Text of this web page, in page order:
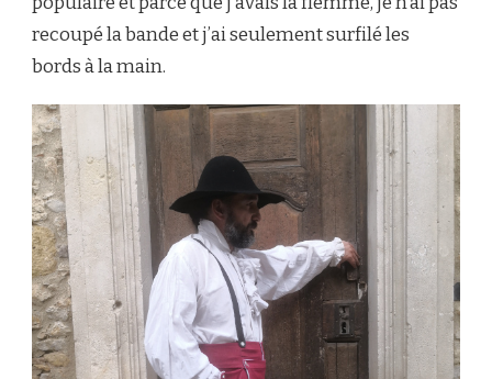
recoupé la bande et j’ai seulement surfilé les
bords à la main.